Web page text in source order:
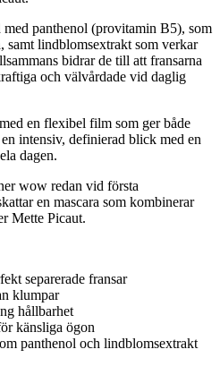
panthenol (provitamin B5), som
samt lindblomsextrakt som verkar
bidrar de till att fransarna
och välvårdade vid daglig
en flexibel film som ger både
intensiv, definierad blick med en
dagen.
wow redan vid första
en mascara som kombinerar
Mette Picaut.
separerade fransar
klumpar
hållbarhet
känsliga ögon
panthenol och lindblomsextrakt